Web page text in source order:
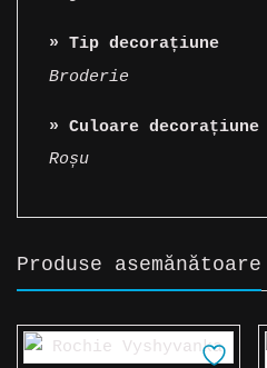
» Tip decorațiune
Broderie
» Culoare decorațiune
Roșu
Produse asemănătoare